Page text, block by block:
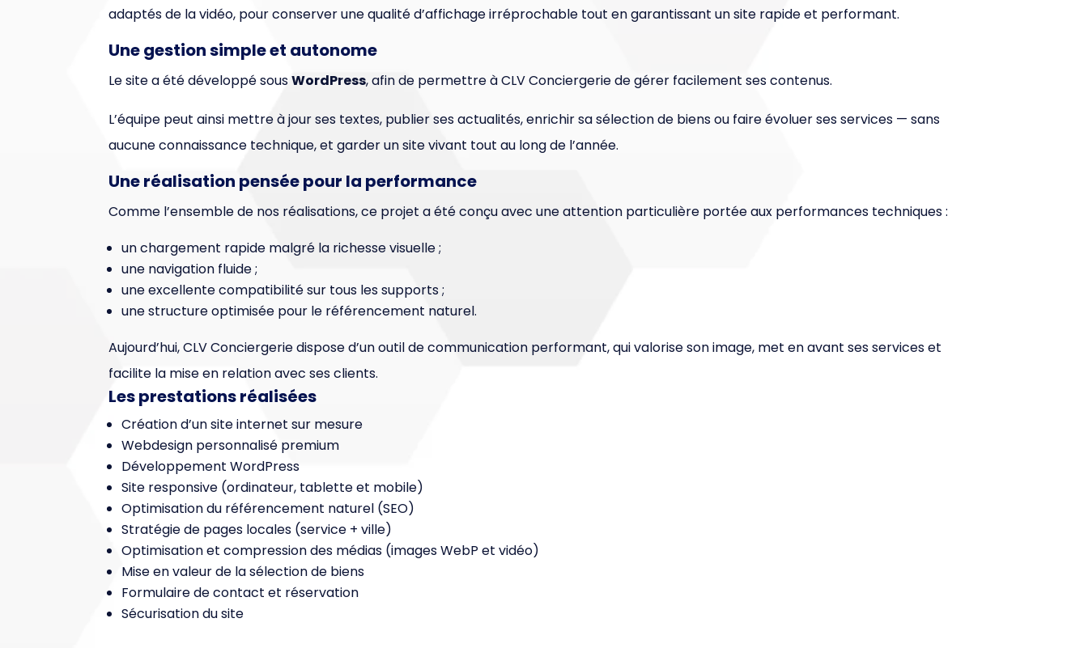
adaptés de la vidéo, pour conserver une qualité d’affichage irréprochable tout en garantissant un site rapide et performant.
Une gestion simple et autonome
Le site a été développé sousWordPress, afin de permettre à CLV Conciergerie de gérer facilement ses contenus.
L’équipe peut ainsi mettre à jour ses textes, publier ses actualités, enrichir sa sélection de biens ou faire évoluer ses services — sans
aucune connaissance technique, et garder un site vivant tout au long de l’année.
Une réalisation pensée pour la performance
Comme l’ensemble de nos réalisations, ce projet a été conçu avec une attention particulière portée aux performances techniques :
un chargement rapide malgré la richesse visuelle ;
une navigation fluide ;
une excellente compatibilité sur tous les supports ;
une structure optimisée pour le référencement naturel.
Aujourd’hui, CLV Conciergerie dispose d’un outil de communication performant, qui valorise son image, met en avant ses services et
facilite la mise en relation avec ses clients.
Les prestations réalisées
Création d’un site internet sur mesure
Webdesign personnalisé premium
Développement WordPress
Site responsive (ordinateur, tablette et mobile)
Optimisation du référencement naturel (SEO)
Stratégie de pages locales (service + ville)
Optimisation et compression des médias (images WebP et vidéo)
Mise en valeur de la sélection de biens
Formulaire de contact et réservation
Sécurisation du site